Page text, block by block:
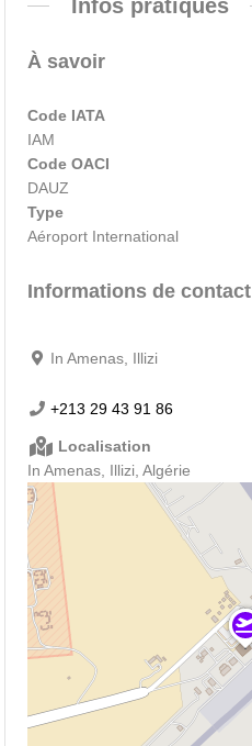
Infos pratiques
À savoir
Code IATA
IAM
Code OACI
DAUZ
Type
Aéroport International
Informations de contact
In Amenas, Illizi
+213 29 43 91 86
Localisation
In Amenas, Illizi, Algérie